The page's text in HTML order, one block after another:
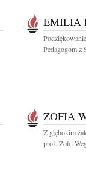
EMILIA
Pedagogom z
ZOFIA
Z głębokim
prof. Zofii